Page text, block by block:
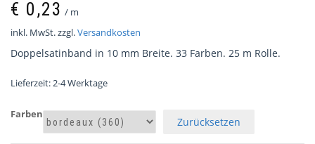
€ 0,23 / m
inkl. MwSt.zzgl.Versandkosten
Doppelsatinband in 10 mm Breite. 33 Farben. 25 m Rolle.
Lieferzeit:2-4 Werktage
Farben
Zurücksetzen